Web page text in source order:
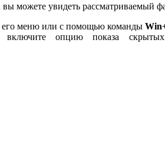
можете увидеть рассматриваемый
его меню или с помощью команды
опцию показа